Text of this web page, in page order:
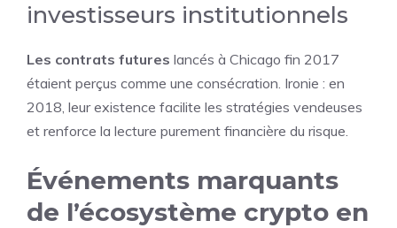
investisseurs institutionnels
Les contrats futures lancés à Chicago fin 2017
étaient perçus comme une consécration. Ironie : en
2018, leur existence facilite les stratégies vendeuses
et renforce la lecture purement financière du risque.
Événements marquants
de l’écosystème crypto en